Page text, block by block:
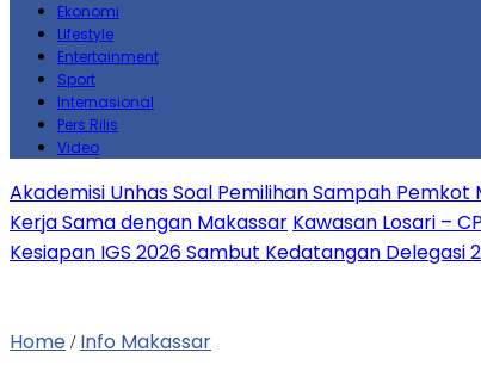
Ekonomi
Lifestyle
Entertainment
Sport
Internasional
Pers Rilis
Video
Akademisi Unhas Soal Pemilihan Sampah
Kerja Sama dengan Makassar Kawasan Losari –
Kesiapan IGS 2026 Sambut Kedatangan Delegasi
Home / Info Makassar